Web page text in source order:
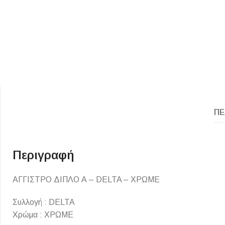
Ντεκόρ - Μπάνιου
Τοίχου - Δαπέδου Μπάνιου
Πισίνας
Μάρμαρο
Περιγραφή
ΑΓΓΙΣΤΡΟ ΔΙΠΛΟ Α – DELTA – ΧΡΩΜΕ
Συλλογή : DELTA
Χρώμα : ΧΡΩΜΕ